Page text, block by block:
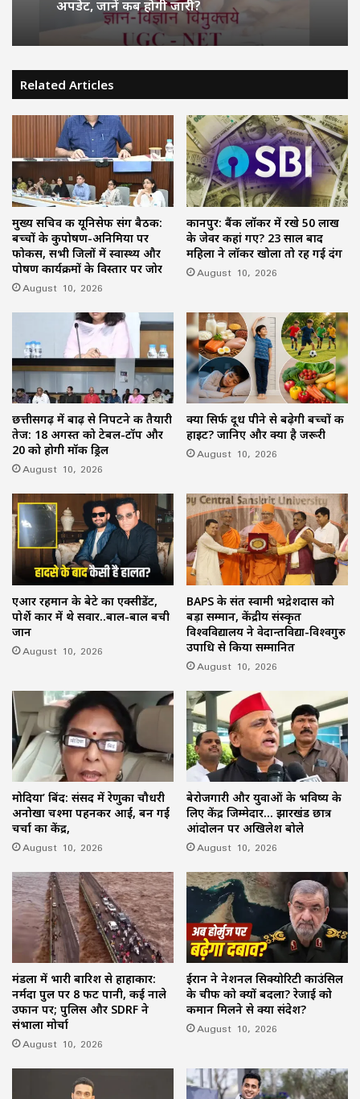
अपडेट, जानें कब होगी जारी?
Related Articles
मुख्य सचिव की यूनिसेफ संग बैठक:
बच्चों के कुपोषण-अनिमिया पर
फोकस, सभी जिलों में स्वास्थ्य और
पोषण कार्यक्रमों के विस्तार पर जोर
August 10, 2026
कानपुर: बैंक लॉकर में रखे 50 लाख
के जेवर कहां गए? 23 साल बाद
महिला ने लॉकर खोला तो रह गई दंग
August 10, 2026
छत्तीसगढ़ में बाढ़ से निपटने की तैयारी
तेज: 18 अगस्त को टेबल-टॉप और
20 को होगी मॉक ड्रिल
August 10, 2026
क्या सिर्फ दूध पीने से बढ़ेगी बच्चों की
हाइट? जानिए और क्या है जरूरी
August 10, 2026
एआर रहमान के बेटे का एक्सीडेंट,
पोर्शे कार में थे सवार..बाल-बाल बची
जान
August 10, 2026
BAPS के संत स्वामी भद्रेशदास को
बड़ा सम्मान, केंद्रीय संस्कृत
विश्वविद्यालय ने वेदान्तविद्या-विश्वगुरु
उपाधि से किया सम्मानित
August 10, 2026
मोदिया’ बिंद: संसद में रेणुका चौधरी
अनोखा चश्मा पहनकर आईं, बन गईं
चर्चा का केंद्र,
August 10, 2026
बेरोजगारी और युवाओं के भविष्य के
लिए केंद्र जिम्मेदार… झारखंड छात्र
आंदोलन पर अखिलेश बोले
August 10, 2026
मंडला में भारी बारिश से हाहाकार:
नर्मदा पुल पर 8 फीट पानी, कई नाले
उफान पर; पुलिस और SDRF ने
संभाला मोर्चा
August 10, 2026
ईरान ने नेशनल सिक्योरिटी काउंसिल
के चीफ को क्यों बदला? रेजाई को
कमान मिलने से क्या संदेश?
August 10, 2026